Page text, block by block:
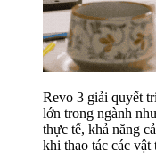
Revo 3 giải quyết
lớn trong ngành
thực tế, khả năng
khi thao tác các vật